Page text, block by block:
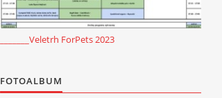
_______Veletrh ForPets 2023
FOTOALBUM